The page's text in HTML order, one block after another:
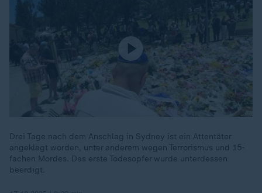
Drei Tage nach dem Anschlag in Sydney ist ein Attentäter
angeklagt worden, unter anderem wegen Terrorismus und 15-
fachen Mordes. Das erste Todesopfer wurde unterdessen
beerdigt.